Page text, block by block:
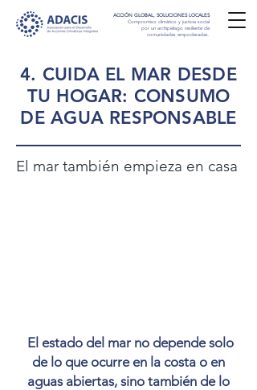
ACCIÓN GLOBAL, SOLUCIONES LOCALES
Compromiso climático y justicia social
por un archipiélago resiliente de
comunidades empoderadas.
4. CUIDA EL MAR DESDE
TU HOGAR: CONSUMO
DE AGUA RESPONSABLE
El mar también empieza en casa
El estado del mar no depende solo
de lo que ocurre en la costa o en
aguas abiertas, sino también de lo